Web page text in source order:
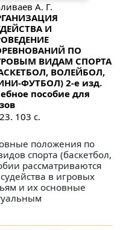
А. Г.
И
ПО
ВИДАМ СПОРТА
ВОЛЕЙБОЛ,
ФУТБОЛ) 2-е изд.
пособие для
103 с.
положения по
спорта (баскетбол,
рассматриваются
в игровых
и их основные